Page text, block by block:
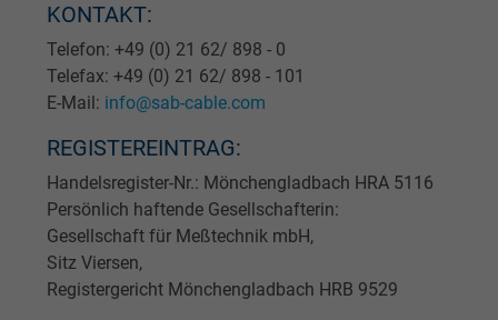
KONTAKT:
Telefon: +49 (0) 21 62/ 898 - 0
Telefax: +49 (0) 21 62/ 898 - 101
E-Mail: info@sab-cable.com
REGISTEREINTRAG:
Handelsregister-Nr.: Mönchengladbach HRA 5116
Persönlich haftende Gesellschafterin:
Gesellschaft für Meßtechnik mbH,
Sitz Viersen,
Registergericht Mönchengladbach HRB 9529